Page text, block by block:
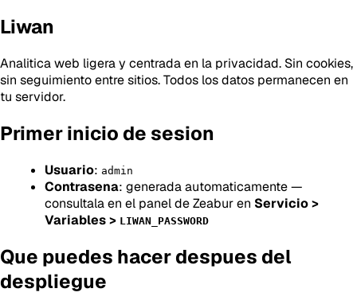
Liwan
Analitica web ligera y centrada en la privacidad. Sin cookies,
sin seguimiento entre sitios. Todos los datos permanecen en
tu servidor.
Primer inicio de sesion
Usuario: admin
Contrasena: generada automaticamente —
consultala en el panel de Zeabur en Servicio >
Variables > LIWAN_PASSWORD
Que puedes hacer despues del
despliegue